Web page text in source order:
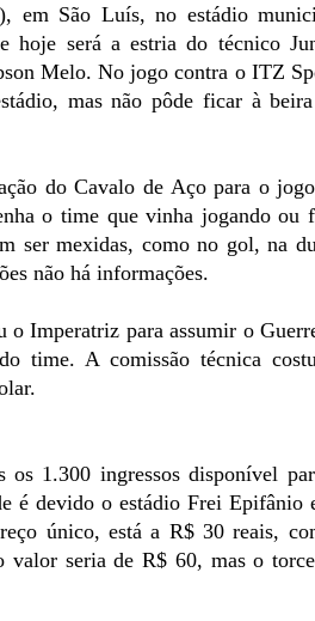
em São Luís, no estádio
hoje será a estria do técnico
Melo. No jogo contra o ITZ
mas não pôde ficar à
do Cavalo de Aço para o
o time que vinha jogando ou
ser mexidas, como no gol, na
não há informações.
Imperatriz para assumir o
time. A comissão técnica
1.300 ingressos disponível
é devido o estádio Frei Epifânio
único, está a R$ 30 reais,
valor seria de R$ 60, mas o